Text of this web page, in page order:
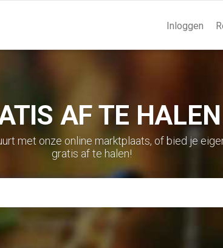
Inloggen
AF TE HALEN
met onze online marktplaats, of bied je
gratis af te halen!